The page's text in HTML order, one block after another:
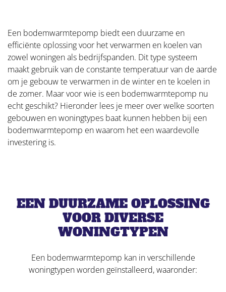
Een bodemwarmtepomp biedt een duurzame en
efficiënte oplossing voor het verwarmen en koelen van
zowel woningen als bedrijfspanden. Dit type systeem
maakt gebruik van de constante temperatuur van de aarde
om je gebouw te verwarmen in de winter en te koelen in
de zomer. Maar voor wie is een bodemwarmtepomp nu
echt geschikt? Hieronder lees je meer over welke soorten
gebouwen en woningtypes baat kunnen hebben bij een
bodemwarmtepomp en waarom het een waardevolle
investering is.
EEN DUURZAME OPLOSSING
VOOR DIVERSE
WONINGTYPEN
Een bodemwarmtepomp kan in verschillende
woningtypen worden geïnstalleerd, waaronder: